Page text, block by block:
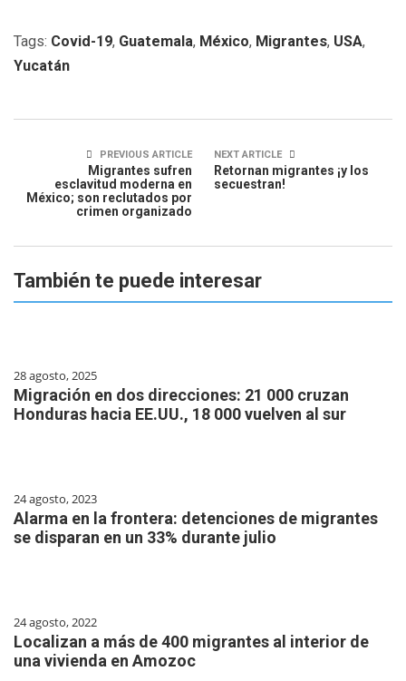
Tags: Covid-19, Guatemala, México, Migrantes, USA,
Yucatán
PREVIOUS ARTICLE
Migrantes sufren
esclavitud moderna en
México; son reclutados por
crimen organizado
NEXT ARTICLE
Retornan migrantes ¡y los
secuestran!
También te puede interesar
28 agosto, 2025
Migración en dos direcciones: 21 000 cruzan
Honduras hacia EE.UU., 18 000 vuelven al sur
24 agosto, 2023
Alarma en la frontera: detenciones de migrantes
se disparan en un 33% durante julio
24 agosto, 2022
Localizan a más de 400 migrantes al interior de
una vivienda en Amozoc